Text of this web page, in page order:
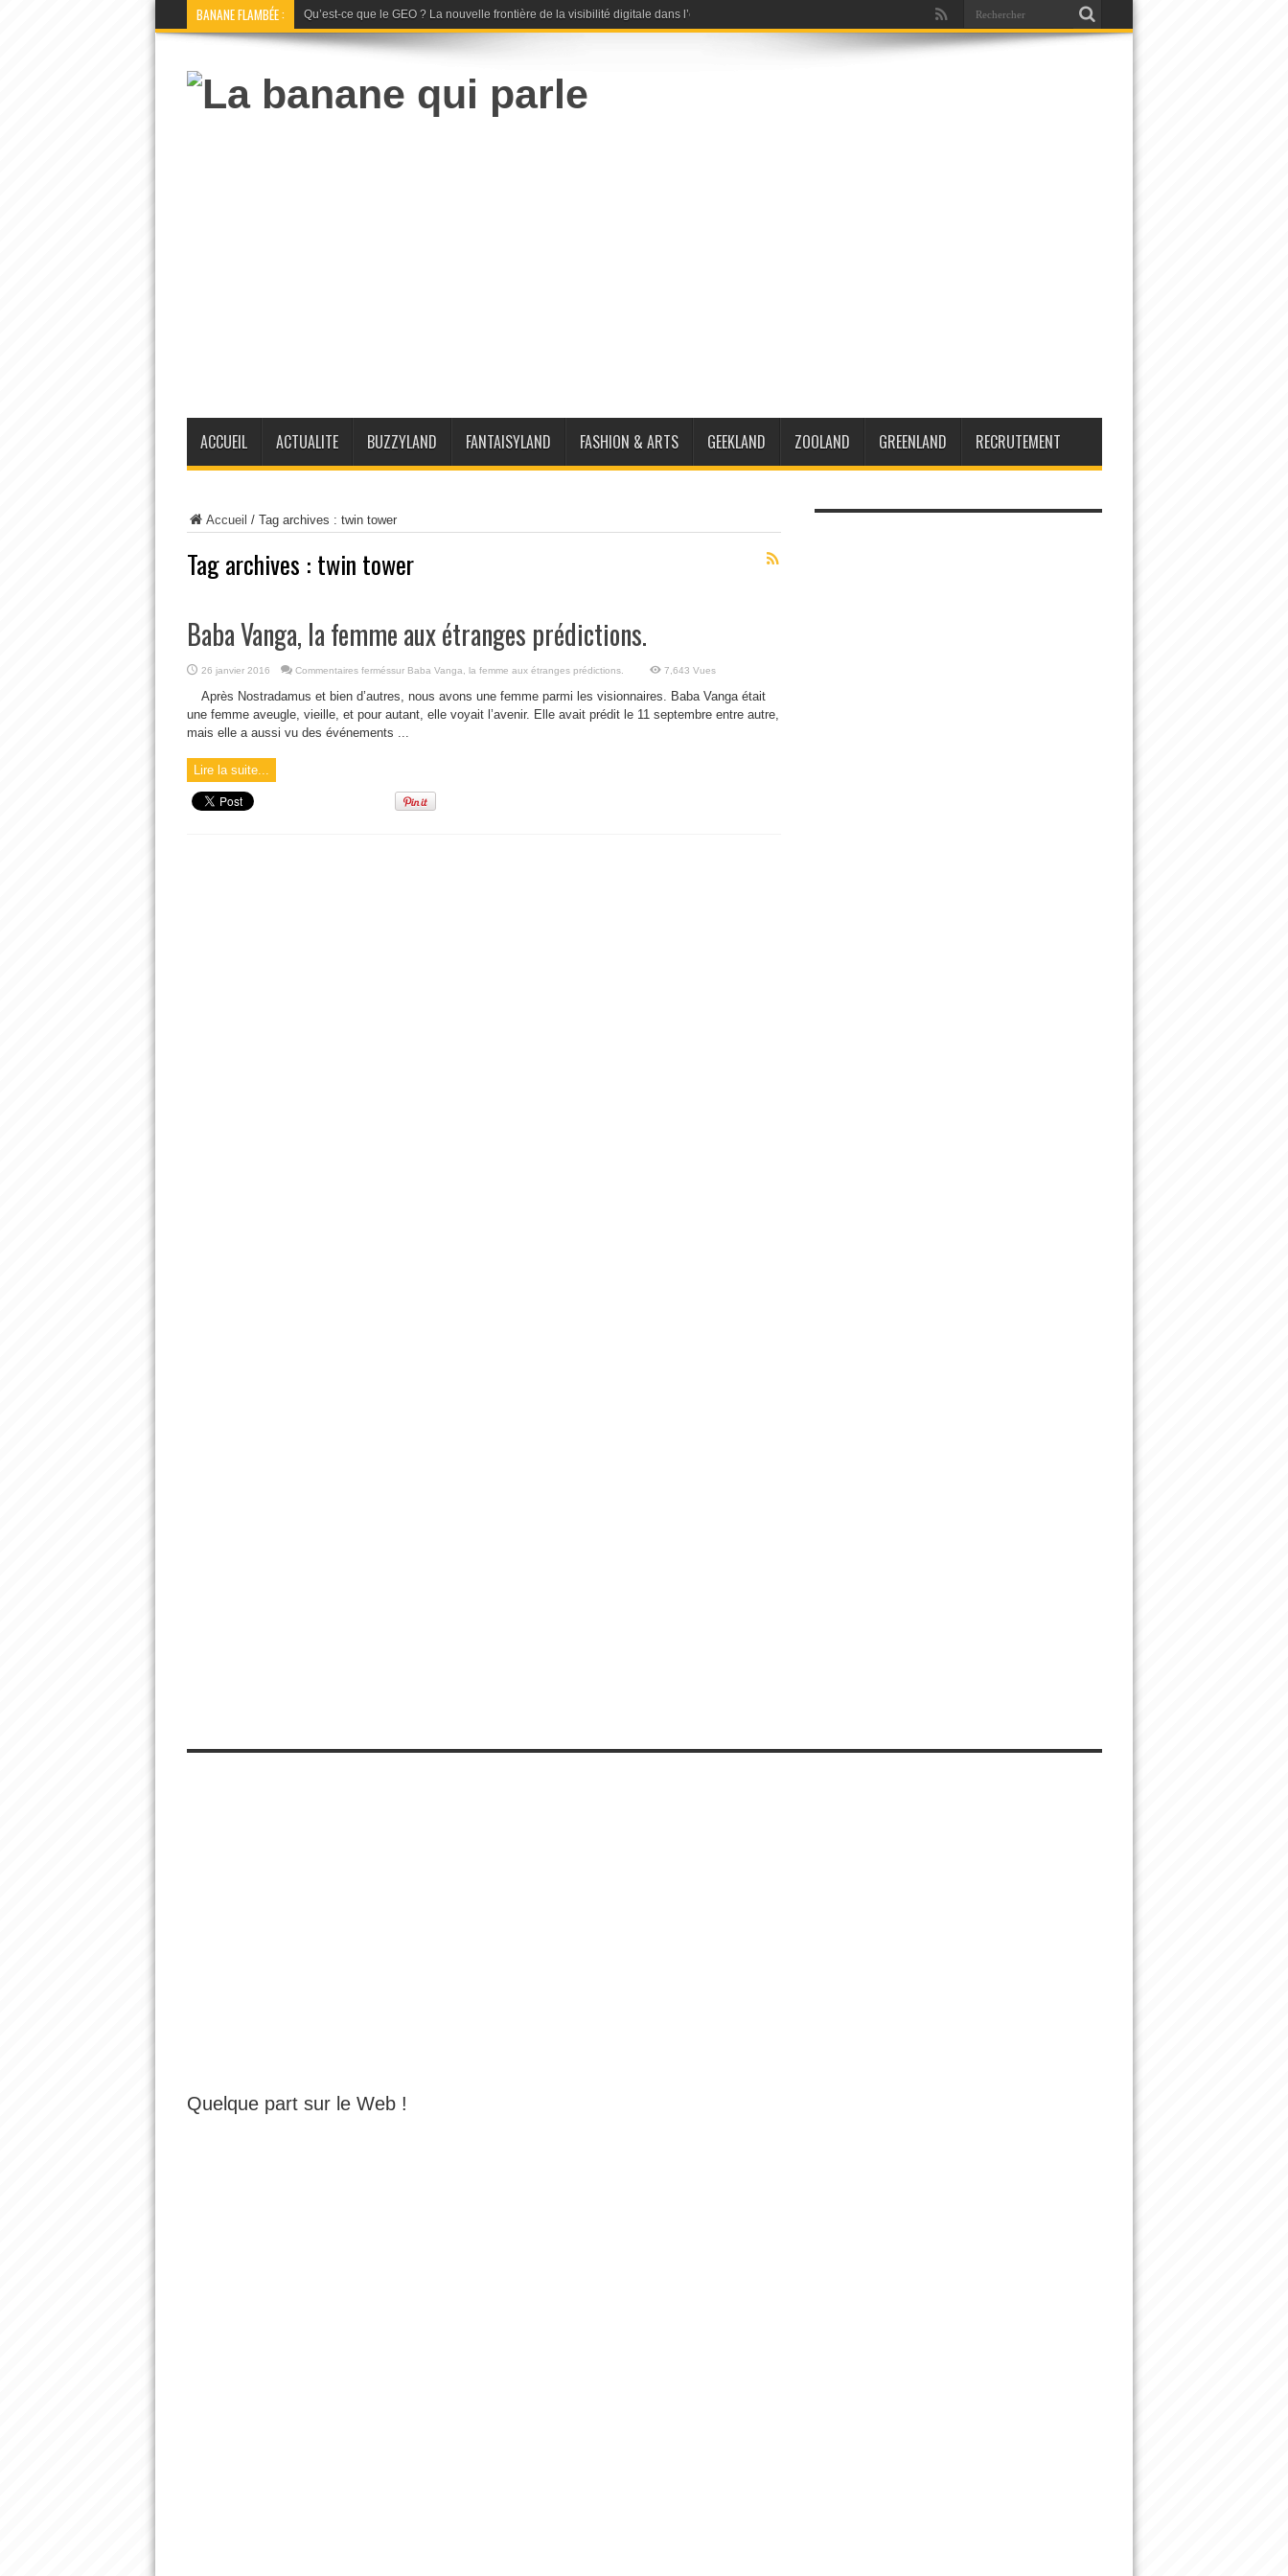
BANANE FLAMBÉE : Qu’est-ce que le GEO ? La nouvelle frontière de la visibilité digitale dans l’ère de l’intelligence artificielle
ACCUEIL ACTUALITE BUZZYLAND FANTAISYLAND FASHION & ARTS GEEKLAND ZOOLAND GREENLAND RECRUTEMENT
Accueil / Tag archives : twin tower
Tag archives : twin tower
Baba Vanga, la femme aux étranges prédictions.
26 janvier 2016 Commentaires ferméssur Baba Vanga, la femme aux étranges prédictions. 7,643 Vues
Après Nostradamus et bien d’autres, nous avons une femme parmi les visionnaires. Baba Vanga était
une femme aveugle, vieille, et pour autant, elle voyait l’avenir. Elle avait prédit le 11 septembre entre autre,
mais elle a aussi vu des événements ...
Lire la suite...
Quelque part sur le Web !